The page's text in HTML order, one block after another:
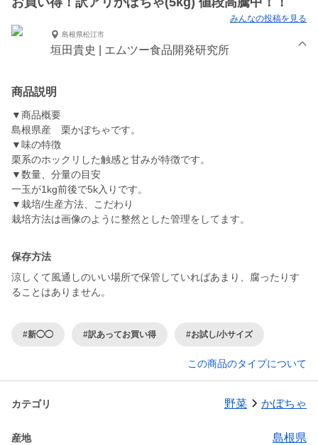
みんなの投稿を見る
島根県松江市
垣田貴史 | エムツー食品開発研究所
商品説明
▼商品概要
島根県産 栗かぼちゃです。
▼味の特徴
栗系のホックリした触感と甘みが特徴です。
▼数量、分量の目安
一玉が1kg前後で5k入りです。
▼栽培/生産方法、こだわり
保存方法
涼しくて風通しのいい場所で保管していればあまり、腐ったりす
ることはありません。
#新◯◯ #訳あってお買い得 #お試し/小サイズ
この商品のタイプについて
カテゴリ 野菜 かぼちゃ
産地 島根県